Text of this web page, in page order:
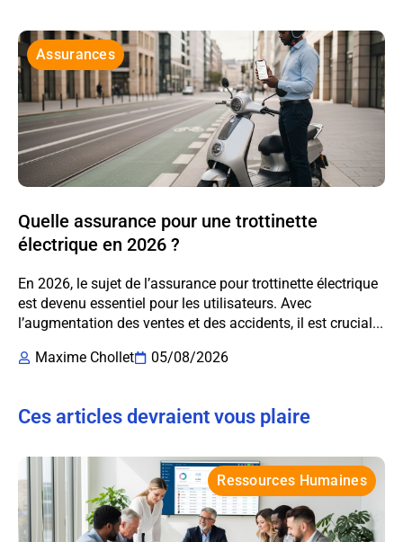
Assurances
Quelle assurance pour une trottinette
électrique en 2026 ?
En 2026, le sujet de l’assurance pour trottinette électrique
est devenu essentiel pour les utilisateurs. Avec
l’augmentation des ventes et des accidents, il est crucial...
Maxime Chollet
05/08/2026
Ces articles devraient vous plaire
Ressources Humaines